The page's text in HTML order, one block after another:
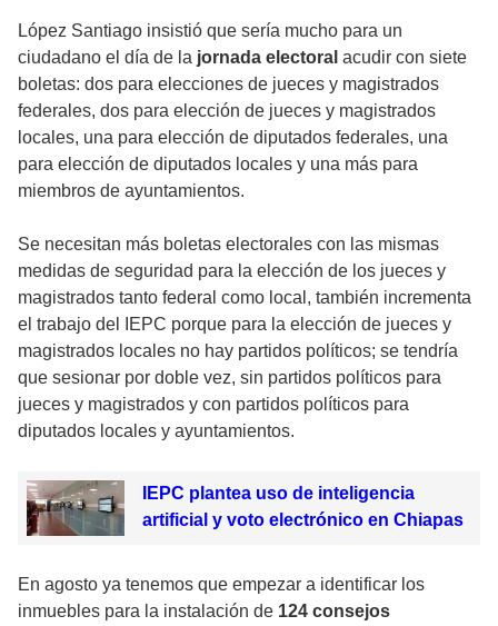
López Santiago insistió que sería mucho para un
ciudadano el día de la jornada electoral acudir con siete
boletas: dos para elecciones de jueces y magistrados
federales, dos para elección de jueces y magistrados
locales, una para elección de diputados federales, una
para elección de diputados locales y una más para
miembros de ayuntamientos.
Se necesitan más boletas electorales con las mismas
medidas de seguridad para la elección de los jueces y
magistrados tanto federal como local, también incrementa
el trabajo del IEPC porque para la elección de jueces y
magistrados locales no hay partidos políticos; se tendría
que sesionar por doble vez, sin partidos políticos para
jueces y magistrados y con partidos políticos para
diputados locales y ayuntamientos.
IEPC plantea uso de inteligencia
artificial y voto electrónico en Chiapas
En agosto ya tenemos que empezar a identificar los
inmuebles para la instalación de 124 consejos